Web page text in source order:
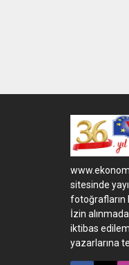
sitesinde
fotoğrafların
İzin
iktibas
yazarlarına